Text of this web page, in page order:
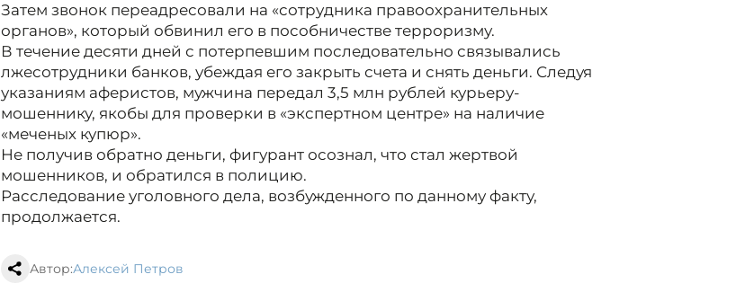
Затем звонок переадресовали на «сотрудника правоохранительных
органов», который обвинил его в пособничестве терроризму.
В течение десяти дней с потерпевшим последовательно связывались
лжесотрудники банков, убеждая его закрыть счета и снять деньги. Следуя
указаниям аферистов, мужчина передал 3,5 млн рублей курьеру-
мошеннику, якобы для проверки в «экспертном центре» на наличие
«меченых купюр».
Не получив обратно деньги, фигурант осознал, что стал жертвой
мошенников, и обратился в полицию.
Расследование уголовного дела, возбужденного по данному факту,
продолжается.
Автор:Алексей Петров